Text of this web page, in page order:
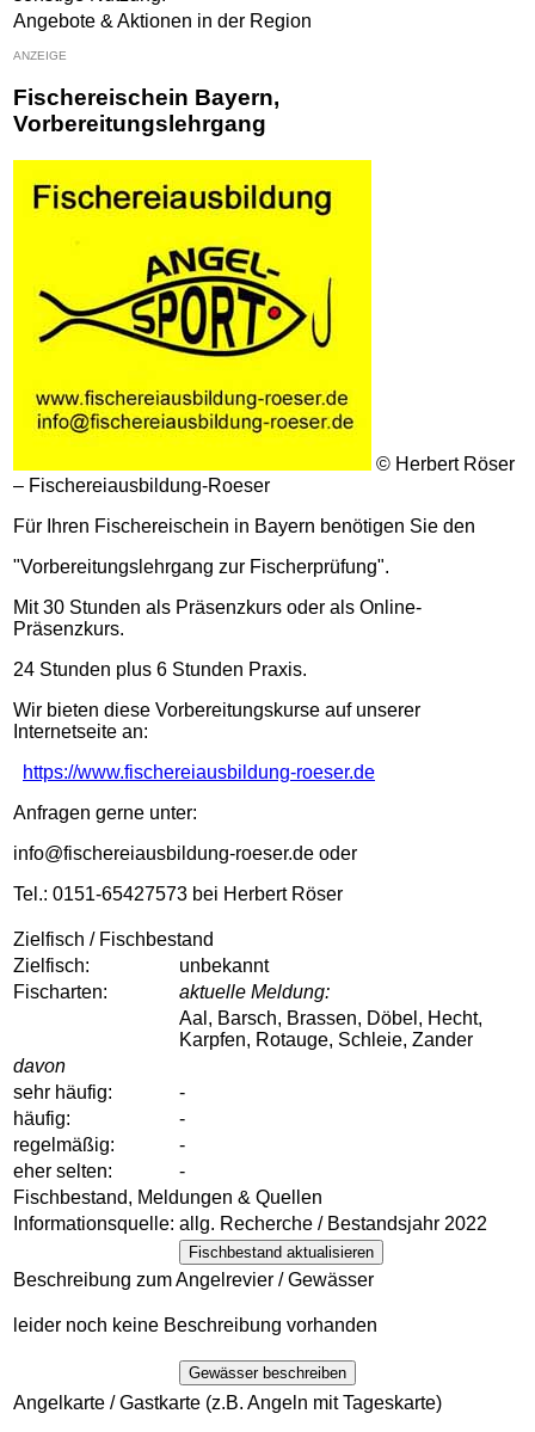
Angebote & Aktionen in der Region
ANZEIGE
Fischereischein Bayern,
Vorbereitungslehrgang
© Herbert Röser
– Fischereiausbildung-Roeser
Für Ihren Fischereischein in Bayern benötigen Sie den
"Vorbereitungslehrgang zur Fischerprüfung".
Mit 30 Stunden als Präsenzkurs oder als Online-
Präsenzkurs.
24 Stunden plus 6 Stunden Praxis.
Wir bieten diese Vorbereitungskurse auf unserer
Internetseite an:
https://www.fischereiausbildung-roeser.de
Anfragen gerne unter:
info@fischereiausbildung-roeser.de oder
Tel.: 0151-65427573 bei Herbert Röser
Zielfisch / Fischbestand
Zielfisch:
unbekannt
Fischarten:
aktuelle Meldung:
Aal, Barsch, Brassen, Döbel, Hecht,
Karpfen, Rotauge, Schleie, Zander
davon
sehr häufig:
-
häufig:
-
regelmäßig:
-
eher selten:
-
Fischbestand, Meldungen & Quellen
Informationsquelle: allg. Recherche / Bestandsjahr 2022
Fischbestand aktualisieren
Beschreibung zum Angelrevier / Gewässer
leider noch keine Beschreibung vorhanden
Gewässer beschreiben
Angelkarte / Gastkarte (z.B. Angeln mit Tageskarte)